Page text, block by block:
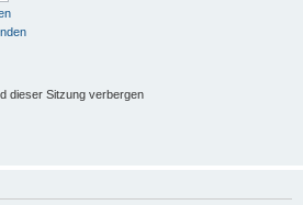
dieser Sitzung verbergen